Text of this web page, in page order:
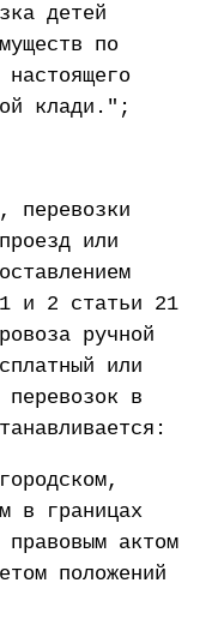
детей
по
клади.";
перевозки
или
и 2 статьи 21
ручной
или
перевозок в
в границах
актом
положений